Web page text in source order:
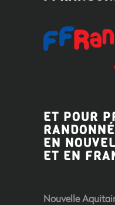
ET POUR
EN
ET EN
Nouvelle